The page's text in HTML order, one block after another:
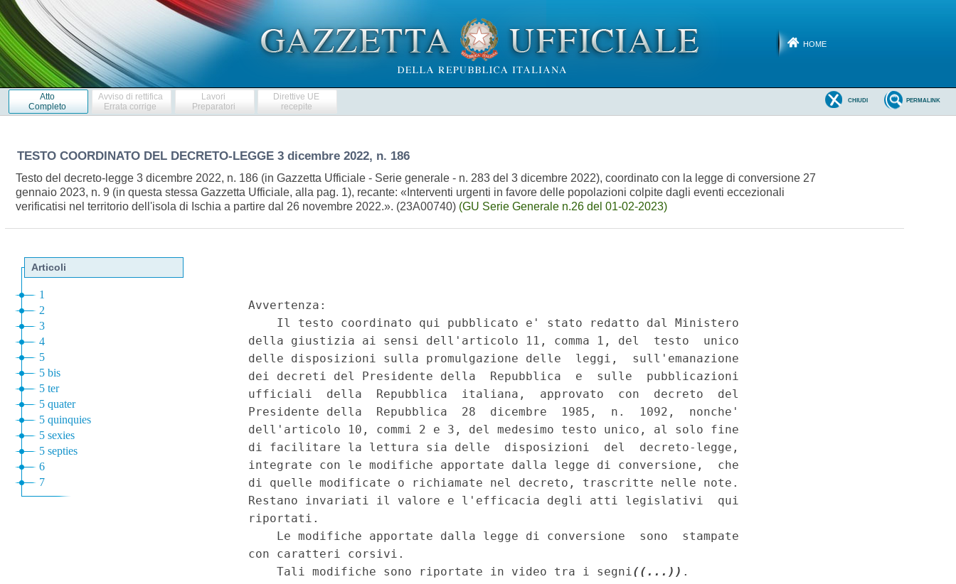
HOME
Atto
Completo
Avviso di rettifica
Errata corrige
Lavori
Preparatori
Direttive UE
recepite
PERMALINK
CHIUDI
TESTO COORDINATO DEL DECRETO-LEGGE 3 dicembre 2022, n. 186
Testo del decreto-legge 3 dicembre 2022, n. 186 (in Gazzetta Ufficiale - Serie generale - n. 283 del 3 dicembre 2022), coordinato con la legge di conversione 27
gennaio 2023, n. 9 (in questa stessa Gazzetta Ufficiale, alla pag. 1), recante: «Interventi urgenti in favore delle popolazioni colpite dagli eventi eccezionali
verificatisi nel territorio dell'isola di Ischia a partire dal 26 novembre 2022.». (23A00740) (GU Serie Generale n.26 del 01-02-2023)